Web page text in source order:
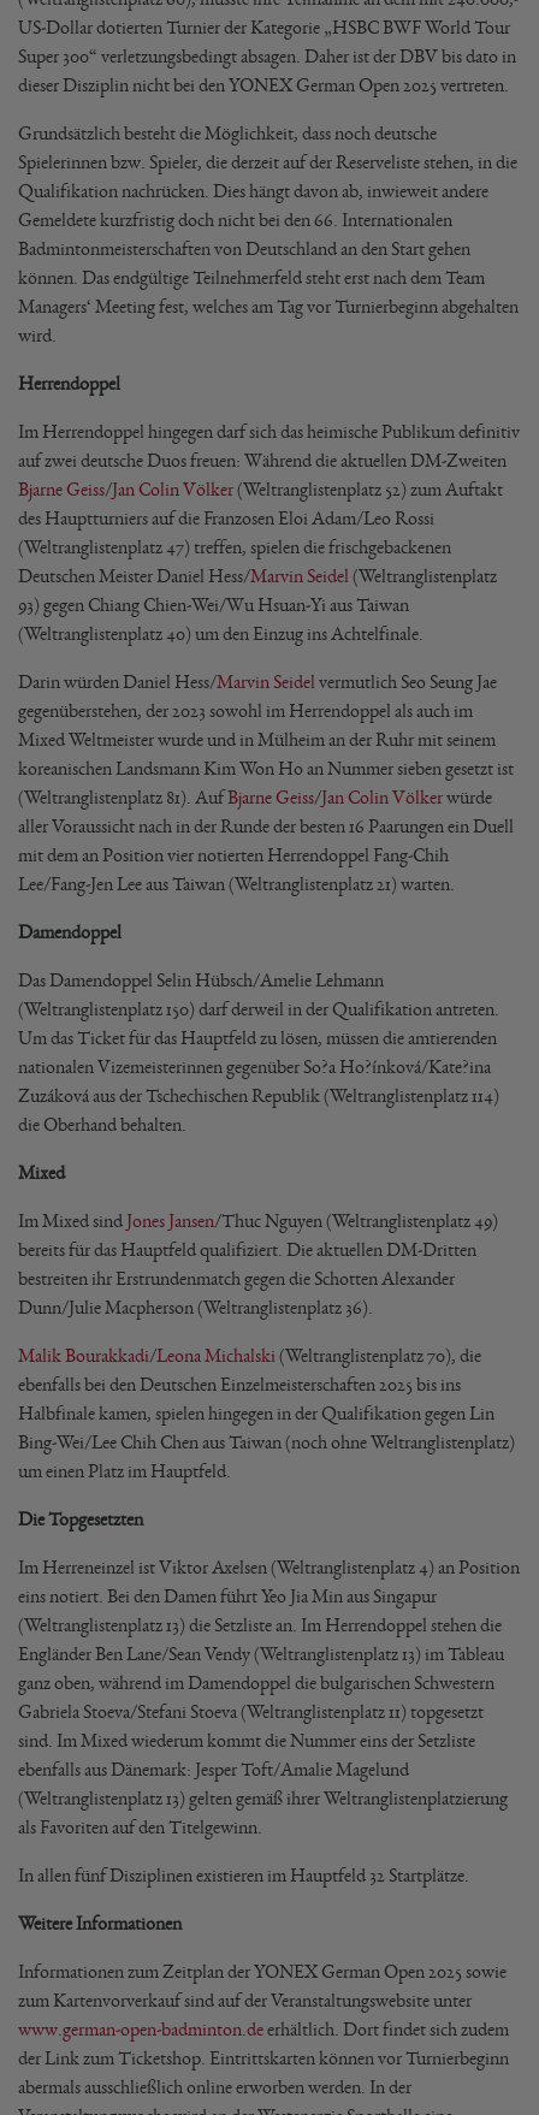
US-Dollar dotierten Turnier der Kategorie „HSBC BWF World Tour
Super 300“ verletzungsbedingt absagen. Daher ist der DBV bis dato in
dieser Disziplin nicht bei den YONEX German Open 2025 vertreten.
Grundsätzlich besteht die Möglichkeit, dass noch deutsche
Spielerinnen bzw. Spieler, die derzeit auf der Reserveliste stehen, in die
Qualifikation nachrücken. Dies hängt davon ab, inwieweit andere
Gemeldete kurzfristig doch nicht bei den 66. Internationalen
Badmintonmeisterschaften von Deutschland an den Start gehen
können. Das endgültige Teilnehmerfeld steht erst nach dem Team
Managers‘ Meeting fest, welches am Tag vor Turnierbeginn abgehalten
wird.
Herrendoppel
Im Herrendoppel hingegen darf sich das heimische Publikum definitiv
auf zwei deutsche Duos freuen: Während die aktuellen DM-Zweiten
Bjarne Geiss/Jan Colin Völker(Weltranglistenplatz 52) zum Auftakt
des Hauptturniers auf die Franzosen Eloi Adam/Leo Rossi
(Weltranglistenplatz 47) treffen, spielen die frischgebackenen
Deutschen Meister Daniel Hess/Marvin Seidel (Weltranglistenplatz
93) gegen Chiang Chien-Wei/Wu Hsuan-Yi aus Taiwan
(Weltranglistenplatz 40) um den Einzug ins Achtelfinale.
Darin würden Daniel Hess/Marvin Seidel vermutlich Seo Seung Jae
gegenüberstehen, der 2023 sowohl im Herrendoppel als auch im
Mixed Weltmeister wurde und in Mülheim an der Ruhr mit seinem
koreanischen Landsmann Kim Won Ho an Nummer sieben gesetzt ist
(Weltranglistenplatz 81). AufBjarne Geiss/Jan Colin Völkerwürde
aller Voraussicht nach in der Runde der besten 16 Paarungen ein Duell
mit dem an Position vier notierten Herrendoppel Fang-Chih
Lee/Fang-Jen Lee aus Taiwan (Weltranglistenplatz 21) warten.
Damendoppel
Das Damendoppel Selin Hübsch/Amelie Lehmann
(Weltranglistenplatz 150) darf derweil in der Qualifikation antreten.
Um das Ticket für das Hauptfeld zu lösen, müssen die amtierenden
nationalen Vizemeisterinnen gegenüber So?a Ho?ínková/Kate?ina
Zuzáková aus der Tschechischen Republik (Weltranglistenplatz 114)
die Oberhand behalten.
Mixed
Im Mixed sind Jones Jansen/Thuc Nguyen (Weltranglistenplatz 49)
bereits für das Hauptfeld qualifiziert. Die aktuellen DM-Dritten
bestreiten ihr Erstrundenmatch gegen die Schotten Alexander
Dunn/Julie Macpherson (Weltranglistenplatz 36).
Malik Bourakkadi/Leona Michalski (Weltranglistenplatz 70), die
ebenfalls bei den Deutschen Einzelmeisterschaften 2025 bis ins
Halbfinale kamen, spielen hingegen in der Qualifikation gegen Lin
Bing-Wei/Lee Chih Chen aus Taiwan (noch ohne Weltranglistenplatz)
um einen Platz im Hauptfeld.
Die Topgesetzten
Im Herreneinzel ist Viktor Axelsen (Weltranglistenplatz 4) an Position
eins notiert. Bei den Damen führt Yeo Jia Min aus Singapur
(Weltranglistenplatz 13) die Setzliste an. Im Herrendoppel stehen die
Engländer Ben Lane/Sean Vendy (Weltranglistenplatz 13) im Tableau
ganz oben, während im Damendoppel die bulgarischen Schwestern
Gabriela Stoeva/Stefani Stoeva (Weltranglistenplatz 11) topgesetzt
sind. Im Mixed wiederum kommt die Nummer eins der Setzliste
ebenfalls aus Dänemark: Jesper Toft/Amalie Magelund
(Weltranglistenplatz 13) gelten gemäß ihrer Weltranglistenplatzierung
als Favoriten auf den Titelgewinn.
In allen fünf Disziplinen existieren im Hauptfeld 32 Startplätze.
Weitere Informationen
Informationen zum Zeitplan der YONEX German Open 2025 sowie
zum Kartenvorverkauf sind auf der Veranstaltungswebsite unter
www.german-open-badminton.deerhältlich. Dort findet sich zudem
der Link zum Ticketshop. Eintrittskarten können vor Turnierbeginn
abermals ausschließlich online erworben werden. In der